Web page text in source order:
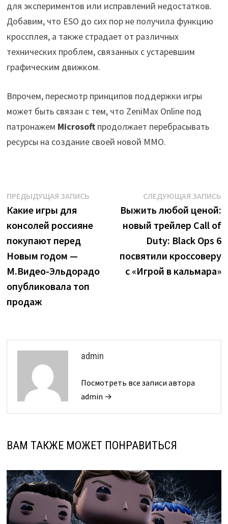
для экспериментов или исправлений недостатков.
Добавим, что ESO до сих пор не получила функцию
кроссплея, а также страдает от различных
технических проблем, связанных с устаревшим
графическим движком.
Впрочем, пересмотр принципов поддержки игры
может быть связан с тем, что ZeniMax Online под
патронажем Microsoftпродолжает перебрасывать
ресурсы на создание своей новой ММО.
Навигация
по
записям
ПРЕДЫДУЩАЯ ЗАПИСЬПредыдущая
Какие игры для
консолей россияне
покупают перед
Новым годом —
М.Видео-Эльдорадо
опубликовала топ
продаж
СЛЕДУЮЩАЯ ЗАПИСЬ
Выжить любой ценой:
новый трейлер Call of
Duty: Black Ops 6
посвятили кроссоверу
с «Игрой в кальмара»
admin
Посмотреть все записи автора
admin →
ВАМ ТАКЖЕ МОЖЕТ ПОНРАВИТЬСЯ